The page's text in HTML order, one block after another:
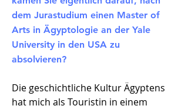
dem Jurastudium einen Master of
Arts in Ägyptologie an der Yale
University in den USA zu
absolvieren?
Die geschichtliche Kultur Ägyptens
hat mich als Touristin in einem